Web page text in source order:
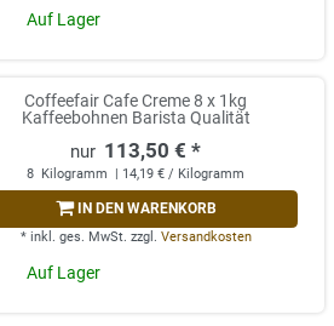
Auf Lager
Coffeefair Cafe Creme 8 x 1kg
Kaffeebohnen Barista Qualität
113,50 € *
8 Kilogramm | 14,19 € / Kilogramm
IN DEN WARENKORB
* inkl. ges. MwSt. zzgl. Versandkosten
Auf Lager